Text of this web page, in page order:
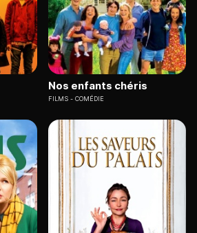
Nos enfants chéris
FILMS COMÉDIE